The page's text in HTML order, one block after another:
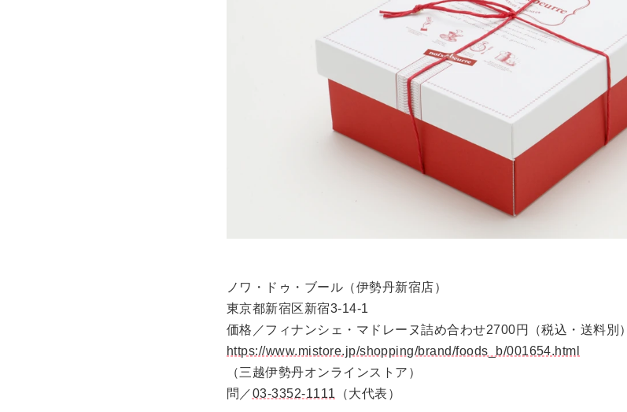
ノワ・ドゥ・ブール（伊勢丹新宿店）
東京都新宿区新宿3-14-1
価格／フィナンシェ・マドレーヌ詰め合わせ2700円（税込・送料別）
https://www.mistore.jp/shopping/brand/foods_b/001654.html
（三越伊勢丹オンラインストア）
問／03-3352-1111 （大代表）